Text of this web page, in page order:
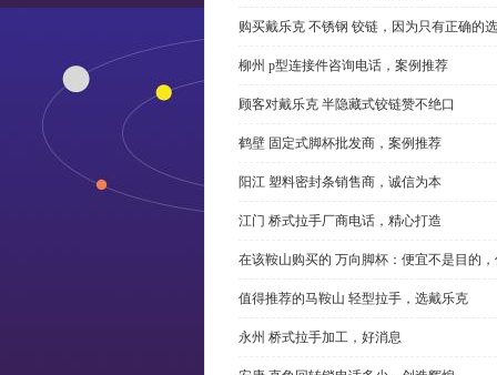
购买戴乐克 不锈钢 铰链，因为只有正确的
柳州 p型连接件咨询电话，案例推荐
顾客对戴乐克 半隐藏式铰链赞不绝口
鹤壁 固定式脚杯批发商，案例推荐
阳江 塑料密封条销售商，诚信为本
江门 桥式拉手厂商电话，精心打造
在该鞍山购买的 万向脚杯：便宜不是目的
值得推荐的马鞍山 轻型拉手，选戴乐克
永州 桥式拉手加工，好消息